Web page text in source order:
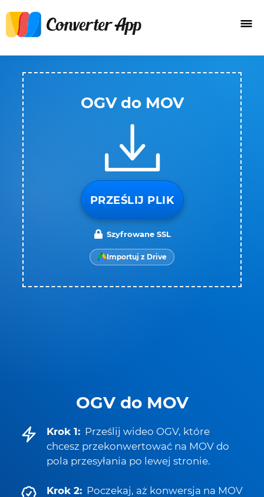
OGV do MOV
Krok 1: Prześlij wideo OGV, które
chcesz przekonwertować na MOV do
pola przesyłania po lewej stronie.
Krok 2: Poczekaj, aż konwersja na MOV
OGV do MOV
PRZEŚLIJ PLIK
Szyfrowane SSL
Importuj z Drive